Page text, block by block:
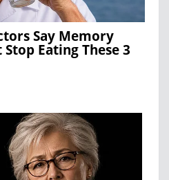
Say Memory
Stop Eating These 3